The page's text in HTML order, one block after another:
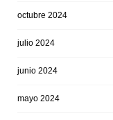
octubre 2024
julio 2024
junio 2024
mayo 2024